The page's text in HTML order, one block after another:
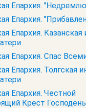
Епархия.
Епархия.
Епархия. Казанская
Епархия. Спас
Епархия. Толгская
Епархия. Честной
Крест Господень